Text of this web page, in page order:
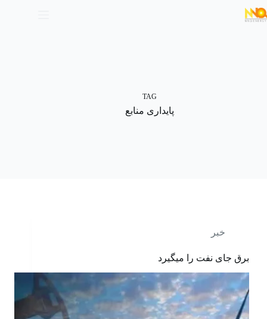
TAG
پایداری منابع
خبر
برق جای نفت را میگیرد